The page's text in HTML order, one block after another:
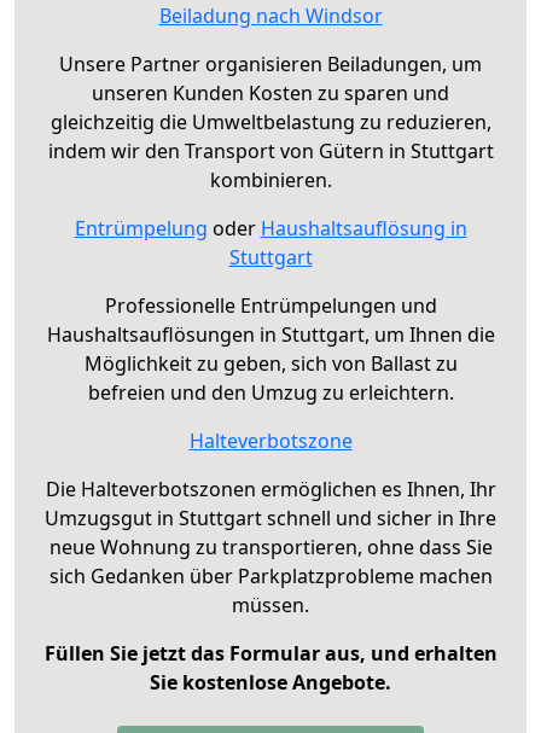
Beiladung nach Windsor
Unsere Partner organisieren Beiladungen, um
unseren Kunden Kosten zu sparen und
gleichzeitig die Umweltbelastung zu reduzieren,
indem wir den Transport von Gütern in Stuttgart
kombinieren.
Entrümpelung oder Haushaltsauflösung in
Stuttgart
Professionelle Entrümpelungen und
Haushaltsauflösungen in Stuttgart, um Ihnen die
Möglichkeit zu geben, sich von Ballast zu
befreien und den Umzug zu erleichtern.
Halteverbotszone
Die Halteverbotszonen ermöglichen es Ihnen, Ihr
Umzugsgut in Stuttgart schnell und sicher in Ihre
neue Wohnung zu transportieren, ohne dass Sie
sich Gedanken über Parkplatzprobleme machen
müssen.
Füllen Sie jetzt das Formular aus, und erhalten
Sie kostenlose Angebote.